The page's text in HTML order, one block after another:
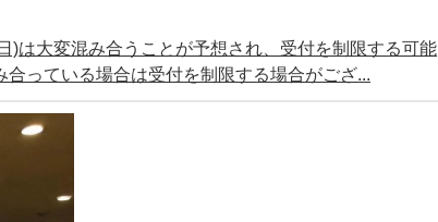
)は大変混み合うことが予想され、受付を制限する可能
っている場合は受付を制限する場合がござ...